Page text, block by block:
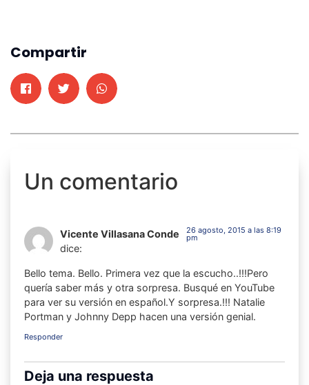
Compartir
Un comentario
Vicente Villasana Conde
dice:
26 agosto, 2015 a las 8:19
pm
Bello tema. Bello. Primera vez que la escucho..!!!Pero
quería saber más y otra sorpresa. Busqué en YouTube
para ver su versión en español.Y sorpresa.!!! Natalie
Portman y Johnny Depp hacen una versión genial.
Responder
Deja una respuesta